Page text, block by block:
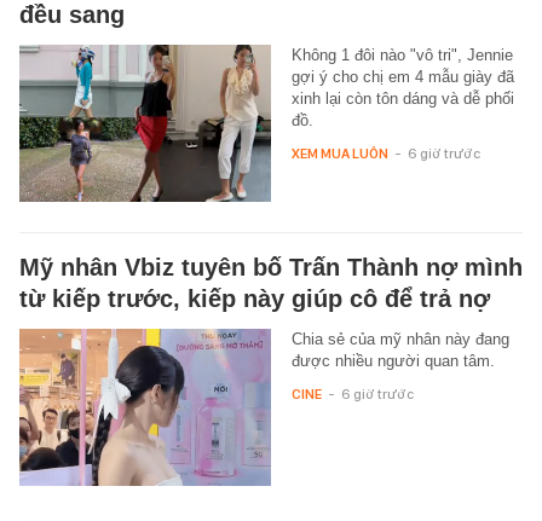
đều sang
Không 1 đôi nào "vô tri", Jennie
gợi ý cho chị em 4 mẫu giày đã
xinh lại còn tôn dáng và dễ phối
đồ.
XEM MUA LUÔN - 6 giờ trước
Mỹ nhân Vbiz tuyên bố Trấn Thành nợ mình
từ kiếp trước, kiếp này giúp cô để trả nợ
Chia sẻ của mỹ nhân này đang
được nhiều người quan tâm.
CINE - 6 giờ trước